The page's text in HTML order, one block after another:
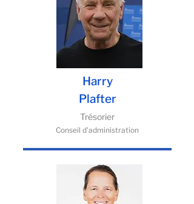
Harry
Plafter
Trésorier
Conseil d'administration